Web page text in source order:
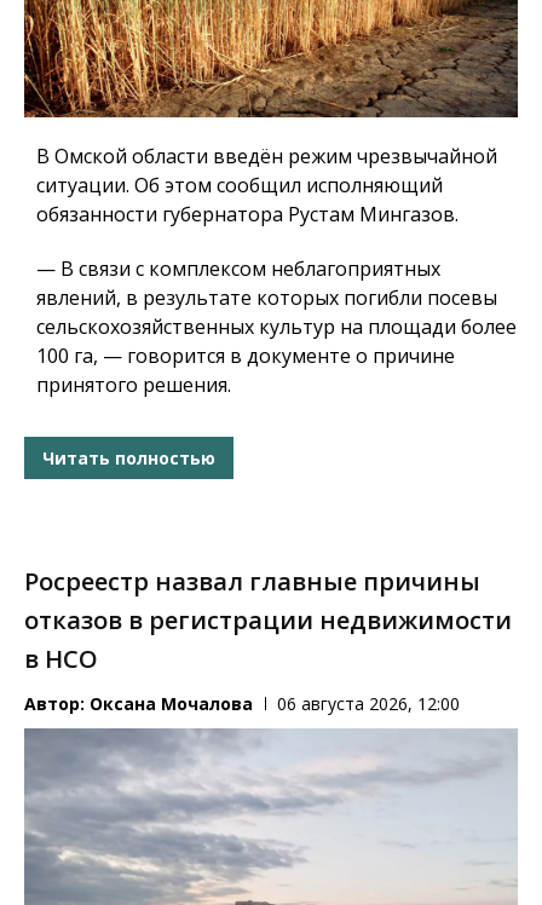
В Омской области введён режим чрезвычайной
ситуации. Об этом сообщил исполняющий
обязанности губернатора Рустам Мингазов.
— В связи с комплексом неблагоприятных
явлений, в результате которых погибли посевы
сельскохозяйственных культур на площади более
100 га, — говорится в документе о причине
принятого решения.
Читать полностью
Росреестр назвал главные причины
отказов в регистрации недвижимости
в НСО
Автор: Оксана Мочалова 06 августа 2026, 12:00